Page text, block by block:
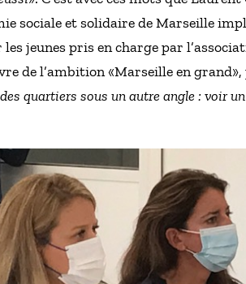
sociale et solidaire de Marseille
les jeunes pris en charge par
de l’ambition «Marseille en
quartiers sous un autre angle : voir